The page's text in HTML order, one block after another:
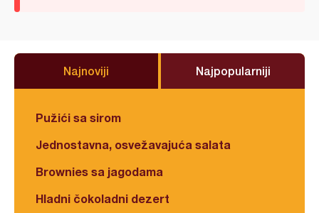
Najnoviji Najpopularniji
Pužići sa sirom
Jednostavna, osvežavajuća salata
Brownies sa jagodama
Hladni čokoladni dezert